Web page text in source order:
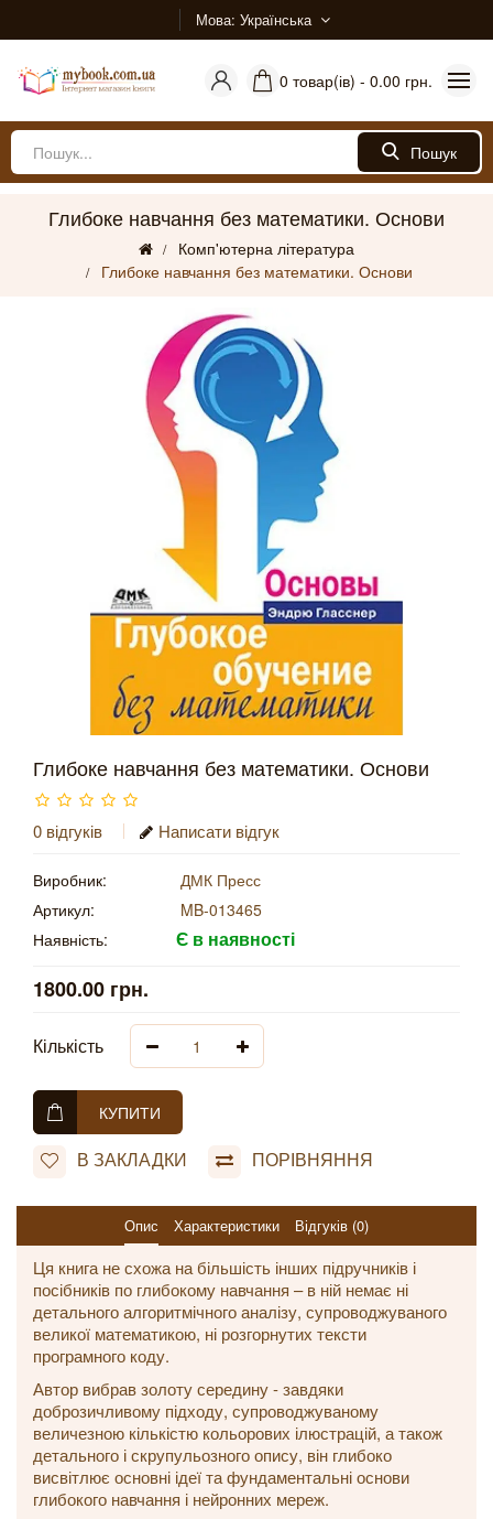
Мова Українська
0 товар(ів) - 0.00 грн.
Пошук
Глибоке навчання без математики. Основи
Комп'ютерна література
Глибоке навчання без математики. Основи
Глибоке навчання без математики. Основи
0 відгуків Написати відгук
Виробник:
ДМК Пресс
Артикул:
MB-013465
Наявність:
Є в наявності
1800.00 грн.
Кількість
КУПИТИ
В ЗАКЛАДКИ ПОРІВНЯННЯ
Опис Характеристики Відгуків (0)
Ця книга не схожа на більшість інших підручників і
посібників по глибокому навчання – в ній немає ні
детального алгоритмічного аналізу, супроводжуваного
великої математикою, ні розгорнутих тексти
програмного коду.
Автор вибрав золоту середину - завдяки
доброзичливому підходу, супроводжуваному
величезною кількістю кольорових ілюстрацій, а також
детального і скрупульозного опису, він глибоко
висвітлює основні ідеї та фундаментальні основи
глибокого навчання і нейронних мереж.